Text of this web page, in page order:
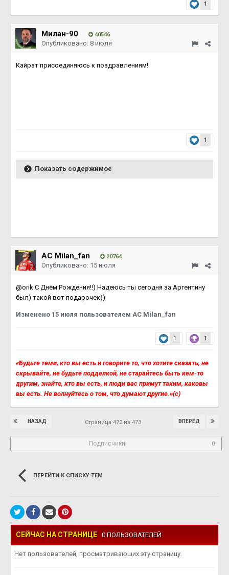
1
Милан-90 40546
Опубликовано: 8 июля
Кайрат присоединяюсь к поздравлениям!
1
Показать содержимое
AC Milan_fan 20764
Опубликовано: 15 июля
@orik С Днём Рождения!!) Надеюсь ты сегодня за Аргентину
был) такой вот подарочек))
Изменено 15 июля пользователем AC Milan_fan
1 1
«Будьте теми, кто вы есть и говорите то, что хотите сказать, не
скрывайте, не будьте подделкой, не старайтесь быть кем-то
другим, знайте, кто вы есть, и люди вас примут таким, каковы
вы есть. Не волнуйтесь о том, что думают другие.»(с)
НАЗАД ВПЕРЁД
Страница 472 из 473
Подписчики 0
ПЕРЕЙТИ К СПИСКУ ТЕМ
СЕЙЧАС НА СТРАНИЦЕ 0 ПОЛЬЗОВАТЕЛЕЙ
Нет пользователей, просматривающих эту страницу.